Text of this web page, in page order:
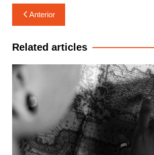
Navegação
de
Post
Anterior
Related articles